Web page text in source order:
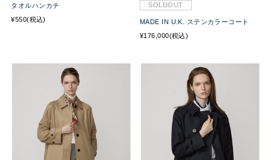
タオルハンカチ
¥550(税込)
SOLDOUT
MADE IN U.K. ステンカラーコート
¥176,000(税込)